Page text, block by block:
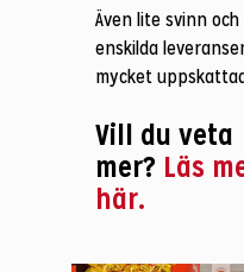
Även lite svinn och
enskilda
mycket
Vill du veta
mer? Läs
här.